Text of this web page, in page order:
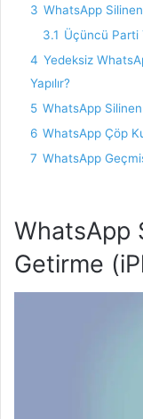
3 WhatsApp
3.1 Üçüncü Parti
4 Yedeksiz
Yapılır?
5 WhatsApp Silinen
6 WhatsApp Çöp
7 WhatsApp
WhatsApp
Getirme